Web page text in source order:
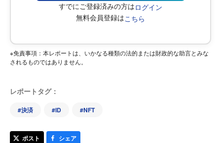
すでにご登録済みの方はログイン
無料会員登録はこちら
※免責事項：本レポートは、いかなる種類の法的または財政的な助言とみな
されるものではありません。
レポートタグ：
#決済 #ID #NFT
ポスト シェア